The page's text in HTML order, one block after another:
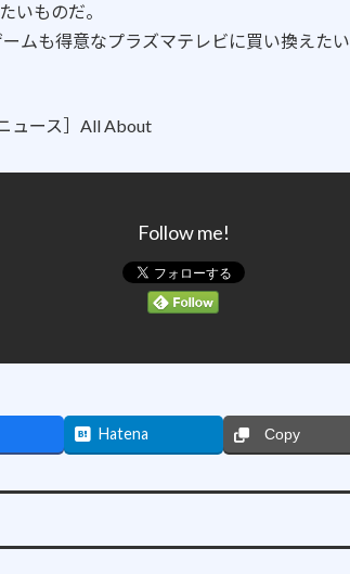
いものだ。
ムも得意なプラズマテレビに買い換えたい
ュース］All About
Follow me!
Hatena Copy